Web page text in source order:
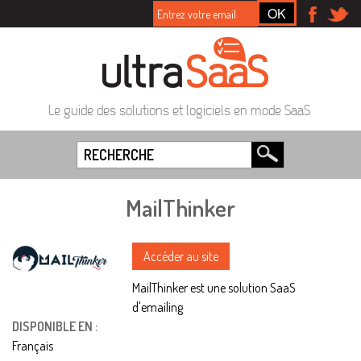
Le guide des solutions et logiciels en mode SaaS
MailThinker
Accéder au site
MailThinker est une solution SaaS
d'emailing
DISPONIBLE EN :
Français